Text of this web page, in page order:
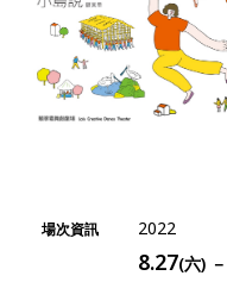
場次資訊 2022
8.27(六) －